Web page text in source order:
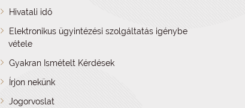
Hivatali idő
Elektronikus ügyintézési szolgáltatás igénybe
vétele
Gyakran Ismételt Kérdések
Írjon nekünk
Jogorvoslat